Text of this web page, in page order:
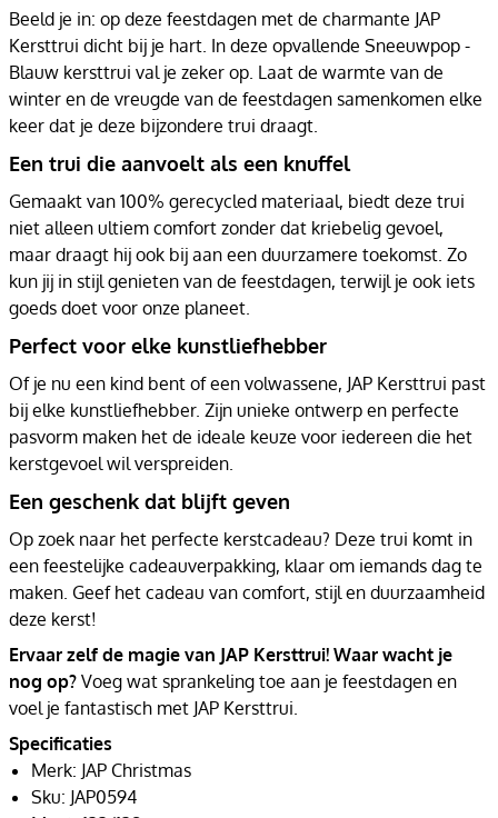
Beeld je in: op deze feestdagen met de charmante JAP
Kersttrui dicht bij je hart. In deze opvallende Sneeuwpop -
Blauw kersttrui val je zeker op. Laat de warmte van de
winter en de vreugde van de feestdagen samenkomen elke
keer dat je deze bijzondere trui draagt.
Een trui die aanvoelt als een knuffel
Gemaakt van 100% gerecycled materiaal, biedt deze trui
niet alleen ultiem comfort zonder dat kriebelig gevoel,
maar draagt hij ook bij aan een duurzamere toekomst. Zo
kun jij in stijl genieten van de feestdagen, terwijl je ook iets
goeds doet voor onze planeet.
Perfect voor elke kunstliefhebber
Of je nu een kind bent of een volwassene, JAP Kersttrui past
bij elke kunstliefhebber. Zijn unieke ontwerp en perfecte
pasvorm maken het de ideale keuze voor iedereen die het
kerstgevoel wil verspreiden.
Een geschenk dat blijft geven
Op zoek naar het perfecte kerstcadeau? Deze trui komt in
een feestelijke cadeauverpakking, klaar om iemands dag te
maken. Geef het cadeau van comfort, stijl en duurzaamheid
deze kerst!
Ervaar zelf de magie van JAP Kersttrui! Waar wacht je
nog op? Voeg wat sprankeling toe aan je feestdagen en
voel je fantastisch met JAP Kersttrui.
Specificaties
Merk: JAP Christmas
Sku: JAP0594